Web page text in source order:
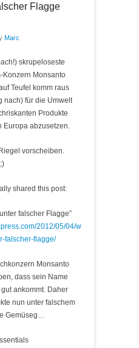
Flagge
Marc
skrupeloseste
Konzern Monsanto
Teufel komm raus
nach) für die Umwelt
Produkte
Europa abzusetzen.
vorscheiben.
shared this post:
falscher Flagge”
2012/05/04/w
falscher-flagge/
Monsanto
dass sein Name
ankommt. Daher
nun unter falschem
Gemüseg…